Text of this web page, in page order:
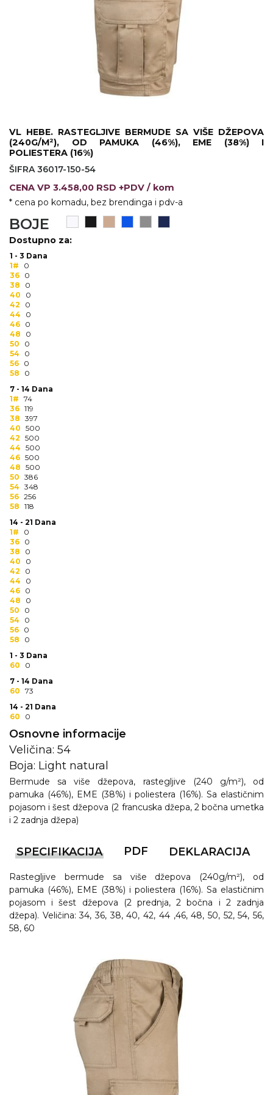
STRETCH TOPS
ŠIBICA
JAKNE I PRSLUCI
HYGIENIC KOLEKCIJA
OKOVRATNE ID TRAKICE
PRIBOR ZA PISANJE
NARUKVICE ZA ŽURKE I
DOGAĐAJE
ID PLOČICA
TERMOSI
BOCE
TEHNOLOGIJA
KANCELARIJA
KUĆNI SETOVI
OLOVKE
PRIVESCI & ALATI
TORBE & PUTOVANJE
TEKSTIL
RADNA OPREMA
VL HEBE. RASTEGLJIVE BERMUDE SA VIŠE DŽEPOVA
(240G/M²), OD PAMUKA (46%), EME (38%) I
POLIESTERA (16%)
ŠIFRA 36017-150-54
CENA VP 3.458,00 RSD +PDV / kom
* cena po komadu, bez brendinga i pdv-a
BOJE
Dostupno za:
1 - 3 Dana
1#
0
36 0
38
0
40
0
42
0
44
0
46 0
48
0
50
0
54
0
56 0
58
0
7 - 14 Dana
1# 74
36 119
38 397
40 500
42 500
44 500
46 500
48 500
50 386
54 348
56 256
58 118
14 - 21 Dana
1#
0
36 0
38
0
40
0
42
0
44
0
46 0
48
0
50
0
54
0
56 0
58
0
1 - 3 Dana
60
0
7 - 14 Dana
60 73
14 - 21 Dana
60
0
Osnovne informacije
Veličina: 54
Boja: Light natural
Bermude sa više džepova, rastegljive (240 g/m²), od
pamuka (46%), EME (38%) i poliestera (16%). Sa elastičnim
pojasom i šest džepova (2 francuska džepa, 2 bočna umetka
i 2 zadnja džepa)
SPECIFIKACIJA PDF DEKLARACIJA
Rastegljive bermude sa više džepova (240g/m²), od
pamuka (46%), EME (38%) i poliestera (16%). Sa elastičnim
pojasom i šest džepova (2 prednja, 2 bočna i 2 zadnja
džepa). Veličina: 34, 36, 38, 40, 42, 44 ,46, 48, 50, 52, 54, 56,
58, 60